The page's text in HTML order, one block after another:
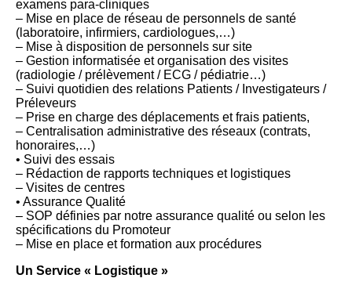
examens para-cliniques
– Mise en place de réseau de personnels de santé
(laboratoire, infirmiers, cardiologues,…)
– Mise à disposition de personnels sur site
– Gestion informatisée et organisation des visites
(radiologie / prélèvement / ECG / pédiatrie…)
– Suivi quotidien des relations Patients / Investigateurs /
Préleveurs
– Prise en charge des déplacements et frais patients,
– Centralisation administrative des réseaux (contrats,
honoraires,…)
• Suivi des essais
– Rédaction de rapports techniques et logistiques
– Visites de centres
• Assurance Qualité
– SOP définies par notre assurance qualité ou selon les
spécifications du Promoteur
– Mise en place et formation aux procédures
Un Service « Logistique »